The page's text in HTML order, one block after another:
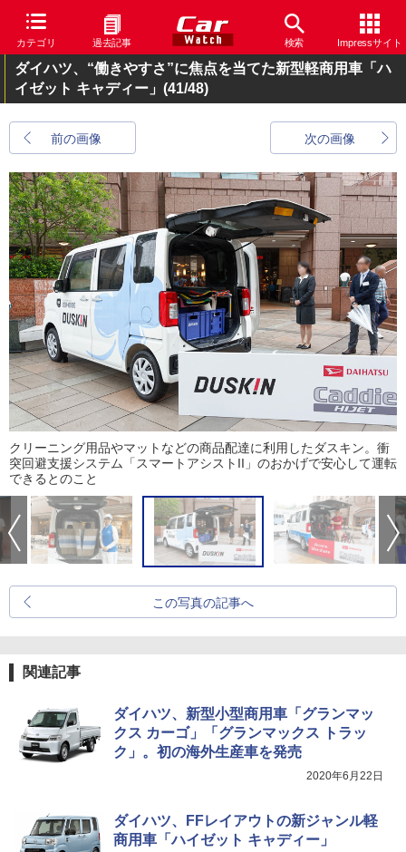
カテゴリ 過去記事 検索 Impressサイト
ダイハツ、“働きやすさ”に焦点を当てた新型軽商用車「ハ
イゼット キャディー」 (41/48)
前の画像 次の画像
クリーニング用品やマットなどの商品配達に利用したダスキン。衝
突回避支援システム「スマートアシストII」のおかげで安心して運転
できるとのこと
この写真の記事へ
関連記事
ダイハツ、新型小型商用車「グランマッ
クス カーゴ」「グランマックス トラッ
ク」。初の海外生産車を発売
2020年6月22日
ダイハツ、FFレイアウトの新ジャンル軽
商用車「ハイゼット キャディー」